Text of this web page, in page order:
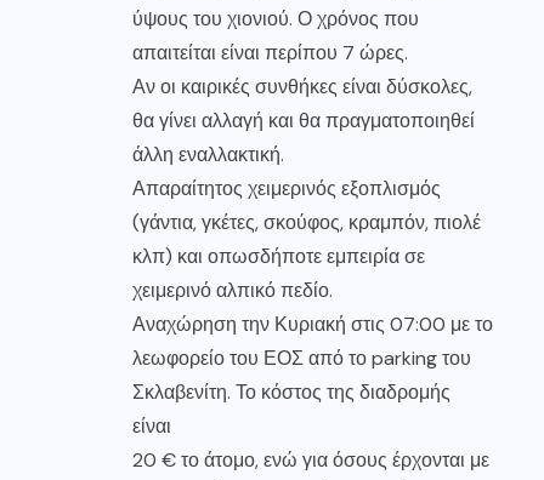
ύψους του χιονιού. Ο χρόνος που
απαιτείται είναι περίπου 7 ώρες.
Αν οι καιρικές συνθήκες είναι δύσκολες,
θα γίνει αλλαγή και θα πραγματοποιηθεί
άλλη εναλλακτική.
Απαραίτητος χειμερινός εξοπλισμός
(γάντια, γκέτες, σκούφος, κραμπόν, πιολέ
κλπ) και οπωσδήποτε εμπειρία σε
χειμερινό αλπικό πεδίο.
Αναχώρηση την Κυριακή στις 07:00 με το
λεωφορείο του ΕΟΣ από το parking του
Σκλαβενίτη. Το κόστος της διαδρομής
είναι
20 € το άτομο, ενώ για όσους έρχονται με